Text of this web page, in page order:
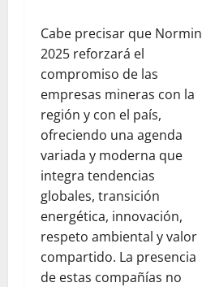
Cabe precisar que Normin
2025 reforzará el
compromiso de las
empresas mineras con la
región y con el país,
ofreciendo una agenda
variada y moderna que
integra tendencias
globales, transición
energética, innovación,
respeto ambiental y valor
compartido. La presencia
de estas compañías no